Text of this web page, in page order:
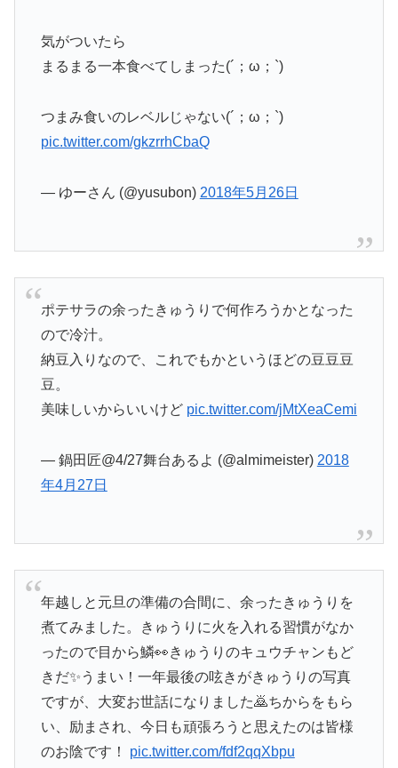
気がついたら
まるまる一本食べてしまった(´；ω；`)
つまみ食いのレベルじゃない(´；ω；`)
pic.twitter.com/gkzrrhCbaQ
— ゆーさん (@yusubon) 2018年5月26日
ポテサラの余ったきゅうりで何作ろうかとなった
ので冷汁。
納豆入りなので、これでもかというほどの豆豆豆
豆。
美味しいからいいけど pic.twitter.com/jMtXeaCemi
— 鍋田匠@4/27舞台あるよ (@almimeister) 2018
年4月27日
年越しと元旦の準備の合間に、余ったきゅうりを
煮てみました。きゅうりに火を入れる習慣がなか
ったので目から鱗👀きゅうりのキュウチャンもど
きだ✨うまい！一年最後の呟きがきゅうりの写真
ですが、大変お世話になりました🙇ちからをもら
い、励まされ、今日も頑張ろうと思えたのは皆様
のお陰です！ pic.twitter.com/fdf2qqXbpu